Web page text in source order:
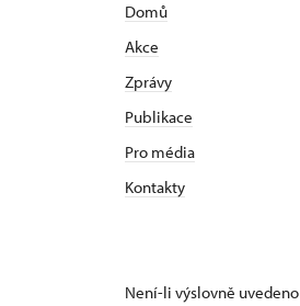
Domů
Akce
Zprávy
Publikace
Pro média
Kontakty
Není-li výslovně